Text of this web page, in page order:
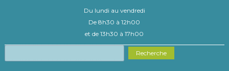
Du lundi au vendredi
De 8h30 à 12h00
et de 13h30 à 17h00
Recherche